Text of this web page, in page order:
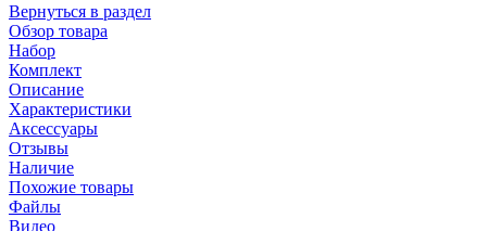
Вернуться в раздел
Обзор товара
Набор
Комплект
Описание
Характеристики
Аксессуары
Отзывы
Наличие
Похожие товары
Файлы
Видео